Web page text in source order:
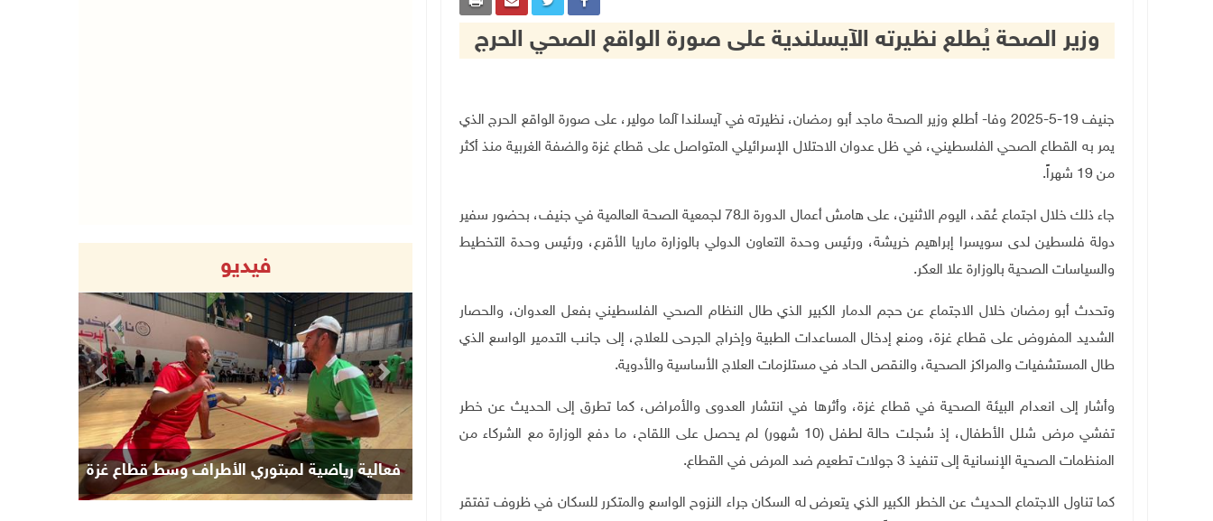
وزير الصحة يُطلع نظيرته الآيسلندية على صورة الواقع الصحي الحرج
جنيف 19-5-2025 وفا- أطلع وزير الصحة ماجد أبو رمضان، نظيرته في آيسلندا آلما مولير، على صورة الواقع الحرج الذي
يمر به القطاع الصحي الفلسطيني، في ظل عدوان الاحتلال الإسرائيلي المتواصل على قطاع غزة والضفة الغربية منذ أكثر
من 19 شهراً
.
جاء ذلك خلال اجتماع عُقد، اليوم الاثنين، على هامش أعمال الدورة الـ78 لجمعية الصحة العالمية في جنيف، بحضور سفير
دولة فلسطين لدى سويسرا إبراهيم خريشة، ورئيس وحدة التعاون الدولي بالوزارة ماريا الأقرع، ورئيس وحدة التخطيط
والسياسات الصحية بالوزارة علا العكر.
وتحدث أبو رمضان خلال الاجتماع عن حجم الدمار الكبير الذي طال النظام الصحي الفلسطيني بفعل العدوان، والحصار
الشديد المفروض على قطاع غزة، ومنع إدخال المساعدات الطبية وإخراج الجرحى للعلاج، إلى جانب التدمير الواسع الذي
طال المستشفيات والمراكز الصحية، والنقص الحاد في مستلزمات العلاج الأساسية والأدوية.
وأشار إلى انعدام البيئة الصحية في قطاع غزة، وأثرها في انتشار العدوى والأمراض، كما تطرق إلى الحديث عن خطر
تفشي مرض شلل الأطفال، إذ سُجلت حالة لطفل (10 شهور) لم يحصل على اللقاح، ما دفع الوزارة مع الشركاء من
المنظمات الصحية الإنسانية إلى تنفيذ 3 جولات تطعيم ضد المرض في القطاع.
كما تناول الاجتماع الحديث عن الخطر الكبير الذي يتعرض له السكان جراء النزوح الواسع والمتكرر للسكان في ظروف تفتقر
فيديو
فعالية رياضية لمبتوري الأطراف وسط قطاع غزة
Previous Next